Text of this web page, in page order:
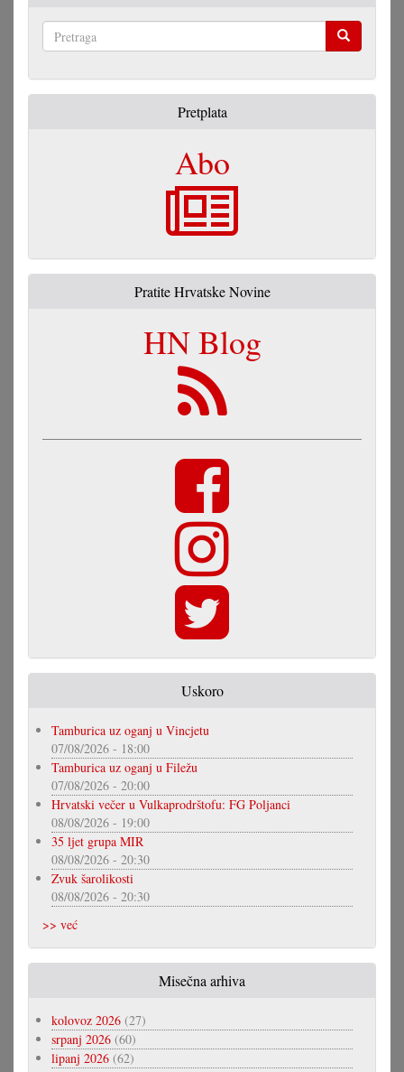
Pretplata
Abo
Pratite Hrvatske Novine
HN Blog
Uskoro
Tamburica uz oganj u Vincjetu
07/08/2026 - 18:00
Tamburica uz oganj u Filežu
07/08/2026 - 20:00
Hrvatski večer u Vulkaprodrštofu: FG Poljanci
08/08/2026 - 19:00
35 ljet grupa MIR
08/08/2026 - 20:30
Zvuk šarolikosti
08/08/2026 - 20:30
>> već
Misečna arhiva
kolovoz 2026 (27)
srpanj 2026 (60)
lipanj 2026 (62)